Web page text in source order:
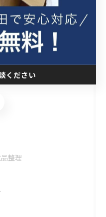
整理
ください
ください